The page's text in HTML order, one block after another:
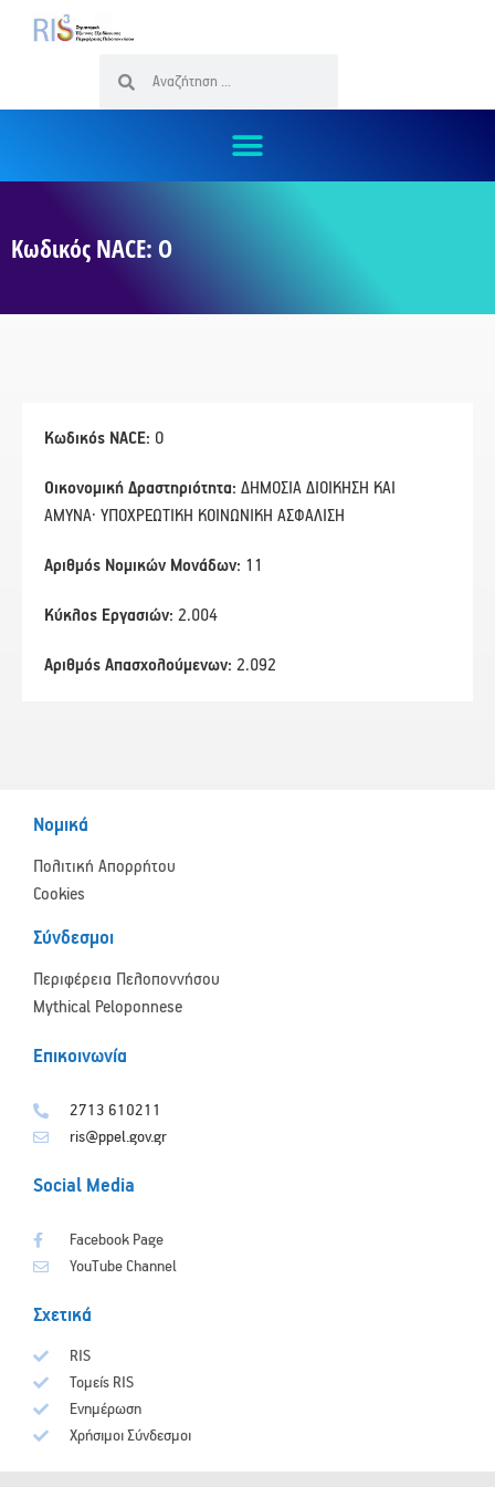
Κωδικός NACE: O
Κωδικός NACE: O
Οικονομική Δραστηριότητα: ΔΗΜΟΣΙΑ ΔΙΟΙΚΗΣΗ ΚΑΙ
ΑΜΥΝΑ· ΥΠΟΧΡΕΩΤΙΚΗ ΚΟΙΝΩΝΙΚΗ ΑΣΦΑΛΙΣΗ
Αριθμός Νομικών Μονάδων: 11
Κύκλος Εργασιών: 2.004
Αριθμός Απασχολούμενων: 2.092
Νομικά
Πολιτική Απορρήτου
Cookies
Σύνδεσμοι
Περιφέρεια Πελοποννήσου
Mythical Peloponnese
Επικοινωνία
2713 610211
ris@ppel.gov.gr
Social Media
Facebook Page
YouTube Channel
Σχετικά
RIS
Τομείς RIS
Ενημέρωση
Χρήσιμοι Σύνδεσμοι